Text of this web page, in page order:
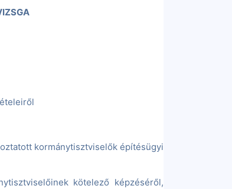
kormánytisztviselők építésügyi
kötelező képzéséről,